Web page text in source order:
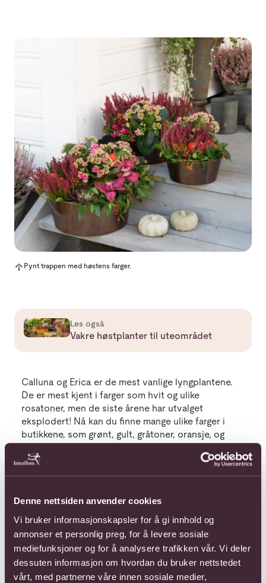
Denne nettsiden anvender cookies
Vi bruker informasjonskapsler for å gi innhold og
annonser et personlig preg, for å levere sosiale
mediefunksjoner og for å analysere trafikken vår. Vi deler
dessuten informasjon om hvordan du bruker nettstedet
vårt, med partnerne våre innen sosiale medier,
Pynt trappen med høstens farger.
Les mer om Vakre høstplanter til uteområdet
Les også
Vakre høstplanter til uteområdet
Calluna og Erica er de mest vanlige lyngplantene.
De er mest kjent i farger som hvit og ulike
rosatoner, men de siste årene har utvalget
eksplodert! Nå kan du finne mange ulike farger i
butikkene, som grønt, gult, gråtoner, oransje, og
spørre om tips og råd til stell av lyng og andre
får du riktige stelletips for området du bor i.
Les mer om Få høstens vakreste inngangsparti
Les også